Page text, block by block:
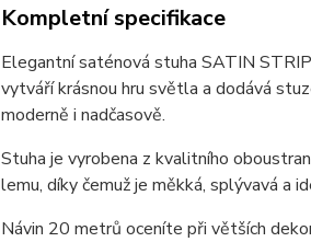
Kompletní specifikace
Elegantní saténová stuha SATIN
vytváří krásnou hru světla a dodává
moderně i nadčasově.
Stuha je vyrobena z kvalitního
lemu, díky čemuž je měkká, splývavá a
Návin 20 metrů oceníte při větších